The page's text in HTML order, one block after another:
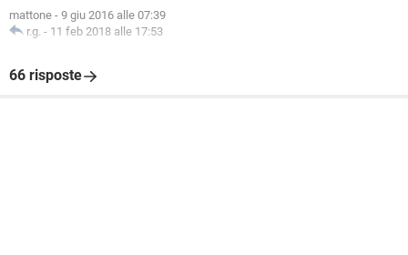
mattone - 9 giu 2016 alle 07:39
r.g. - 11 feb 2018 alle 17:53
66 risposte